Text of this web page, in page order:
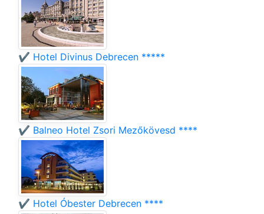
✔️ Hotel Divinus Debrecen *****
✔️ Balneo Hotel Zsori Mezőkövesd ****
✔️ Hotel Óbester Debrecen ****